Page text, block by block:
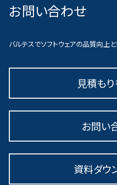
お問い合わせ
バルテスでソフトウェアの品質向上
見積も
お問い
資料ダウ